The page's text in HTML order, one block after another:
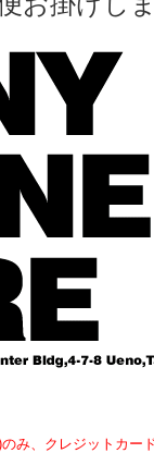
み、クレジットカ